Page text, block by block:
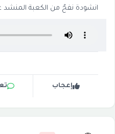
انشودة نفحٌ من الكعبة المنشد
إعجاب